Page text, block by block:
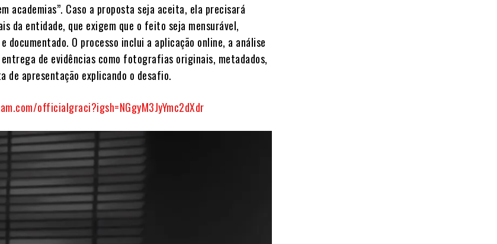
academias”. Caso a proposta seja aceita, ela precisará
da entidade, que exigem que o feito seja mensurável,
documentado. O processo inclui a aplicação online, a análise
entrega de evidências como fotografias originais, metadados,
de apresentação explicando o desafio.
officialgraci?igsh=NGgyM3JyYmc2dXdr